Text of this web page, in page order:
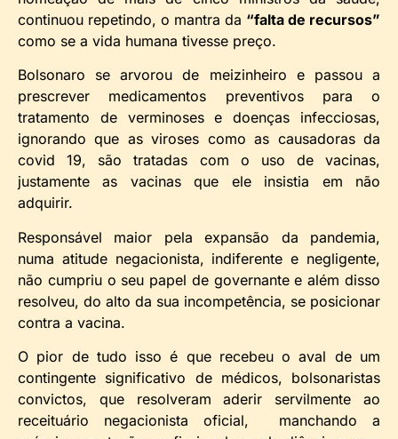
continuou repetindo, o mantra da “falta de recursos”
como se a vida humana tivesse preço.
Bolsonaro se arvorou de meizinheiro e passou a
prescrever medicamentos preventivos para o
tratamento de verminoses e doenças infecciosas,
ignorando que as viroses como as causadoras da
covid 19, são tratadas com o uso de vacinas,
justamente as vacinas que ele insistia em não
adquirir.
Responsável maior pela expansão da pandemia,
numa atitude negacionista, indiferente e negligente,
não cumpriu o seu papel de governante e além disso
resolveu, do alto da sua incompetência, se posicionar
contra a vacina.
O pior de tudo isso é que recebeu o aval de um
contingente significativo de médicos, bolsonaristas
convictos, que resolveram aderir servilmente ao
receituário negacionista oficial, manchando a